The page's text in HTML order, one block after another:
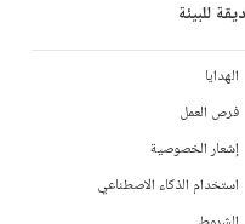
للبيئة
الهدايا
فرص العمل
إشعار الخصوصية
استخدام الذكاء الاصطناعي